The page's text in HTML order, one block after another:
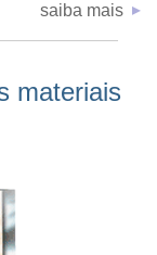
saiba mais
materiais